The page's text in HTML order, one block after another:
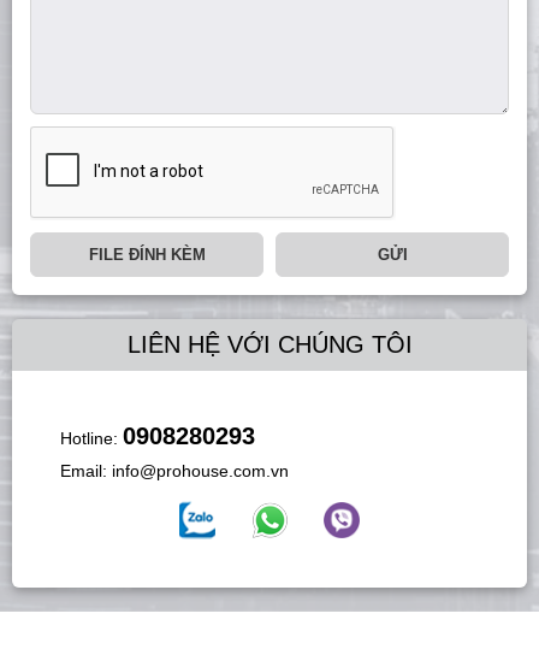
FILE ĐÍNH KÈM GỬI
LIÊN HỆ VỚI CHÚNG TÔI
Hotline: 0908280293
Email: info@prohouse.com.vn